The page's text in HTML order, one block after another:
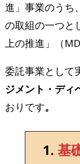
進」事業のうち
の取組の一つと
上の推進」（
委託事業として
ジメント・ディ
おりです。
1. 基